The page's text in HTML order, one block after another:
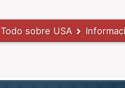
Todo sobre USA